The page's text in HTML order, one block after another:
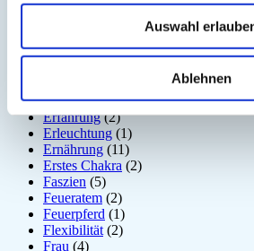
Auswahl
Ablehnen
Energiekörper(2)
Entzündung(1)
Erdung(4)
Erfahrung(2)
Erleuchtung (1)
Ernährung (11)
Erstes Chakra (2)
Faszien (5)
Feueratem (2)
Feuerpferd (1)
Flexibilität (2)
Frau (4)